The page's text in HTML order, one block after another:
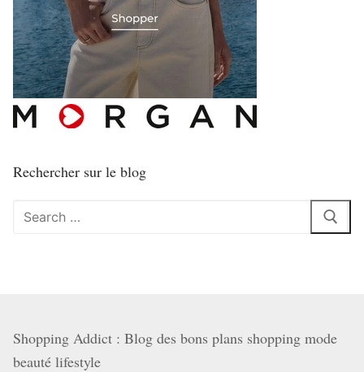
Rechercher sur le blog
Rechercher
Shopping Addict : Blog des bons plans shopping mode
beauté lifestyle